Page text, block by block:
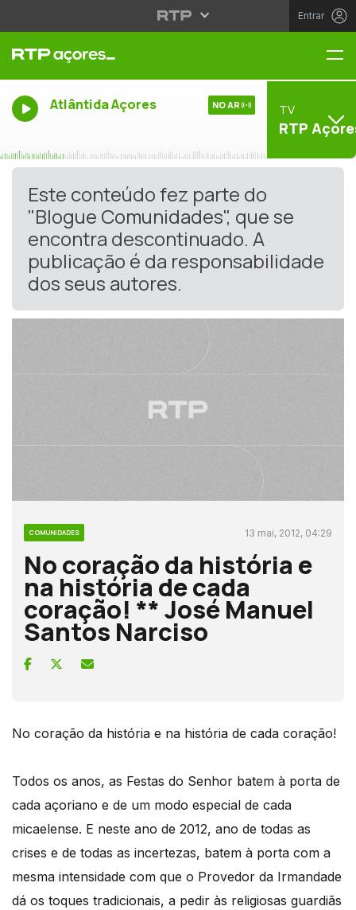
Entrar
Atlântida Açores NO AR TV
RTP
Este conteúdo fez parte do
"Blogue Comunidades", que se
encontra descontinuado. A
publicação é da responsabilidade
dos seus autores.
COMUNIDADES 13 mai, 2012, 04:29
No coração da história e
na história de cada
coração! ** José Manuel
Santos Narciso
No coração da história e na história de cada coração!
Todos os anos, as Festas do Senhor batem à porta de
cada açoriano e de um modo especial de cada
micaelense. E neste ano de 2012, ano de todas as
crises e de todas as incertezas, batem à porta com a
mesma intensidade com que o Provedor da Irmandade
dá os toques tradicionais, a pedir às religiosas guardiãs